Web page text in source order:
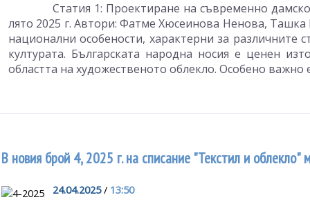
Статия 1: Проектиране на съвременно
лято 2025 г. Автори: Фатме Хюсеинова Ненова,
национални особености, характерни за
културата. Българската народна носия е ценен
областта на художественото облекло. Особено важно
В новия брой 4, 2025 г. на списание "Текстил и
24.04.2025/ 13:50